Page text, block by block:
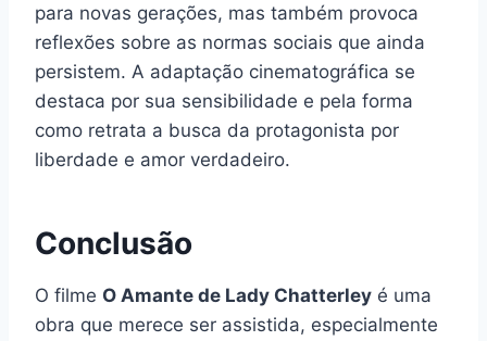
para novas gerações, mas também provoca
reflexões sobre as normas sociais que ainda
persistem. A adaptação cinematográfica se
destaca por sua sensibilidade e pela forma
como retrata a busca da protagonista por
liberdade e amor verdadeiro.
Conclusão
O filme O Amante de Lady Chatterley é uma
obra que merece ser assistida, especialmente